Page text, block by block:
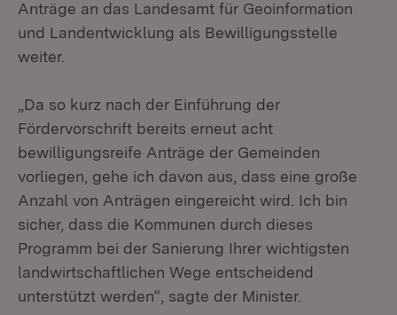
Anträge an das Landesamt für Geoinformation
und Landentwicklung als Bewilligungsstelle
weiter.
„Da so kurz nach der Einführung der
Fördervorschrift bereits erneut acht
bewilligungsreife Anträge der Gemeinden
vorliegen, gehe ich davon aus, dass eine große
Anzahl von Anträgen eingereicht wird. Ich bin
sicher, dass die Kommunen durch dieses
Programm bei der Sanierung Ihrer wichtigsten
landwirtschaftlichen Wege entscheidend
unterstützt werden“, sagte der Minister.